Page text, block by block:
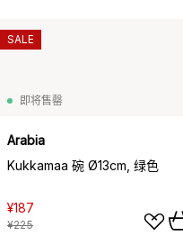
即将售罄
Arabia
Kukkamaa 碗 Ø13cm, 绿色
¥187
¥225
SALE